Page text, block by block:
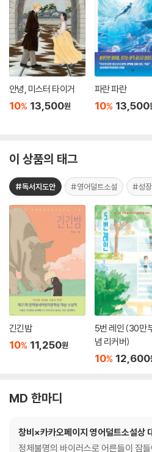
안녕, 미스터 타이거
10% 13,500원
파란 파란
10% 13,500
이 상품의 태그
#독서지도안 #영어덜트소설 #성
긴긴밤
10% 11,250원
5번 레인 (30만
념 리커버)
10% 12,600
MD 한마디
창비×카카오페이지 영어덜트소설상
정체불명의 바이러스로 어른들이 잠